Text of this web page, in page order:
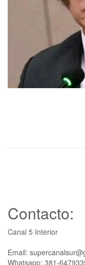
Contacto:
Canal 5 Interior
Email:
Whatsapp: 381-